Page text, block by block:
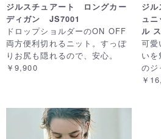
ジルスチュアート ロングカー
ディガン JS7001
ドロップショルダーのON OFF
両方便利切れるニット。すっぽ
りお尻も隠れるので、安心。
￥9,900
ジ
ュ
ル
可愛
い
のジ
￥